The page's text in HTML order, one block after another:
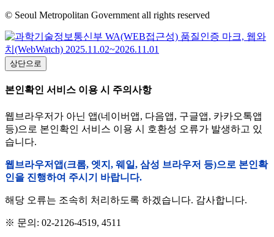
© Seoul Metropolitan Government all rights reserved
상단으로
본인확인 서비스 이용 시 주의사항
웹브라우저가 아닌 앱(네이버앱, 다음앱, 구글앱, 카카오톡앱
등)으로 본인확인 서비스 이용 시 호환성 오류가 발생하고 있
습니다.
웹브라우저앱(크롬, 엣지, 웨일, 삼성 브라우저 등)으로 본인확
인을 진행하여 주시기 바랍니다.
해당 오류는 조속히 처리하도록 하겠습니다. 감사합니다.
※ 문의: 02-2126-4519, 4511